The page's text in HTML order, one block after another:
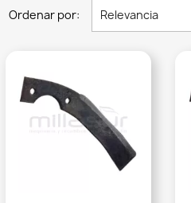
Ordenar por: Relevancia